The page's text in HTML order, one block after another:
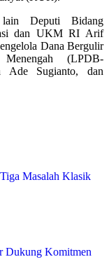
Deputi Bidang
dan UKM RI Arif
Dana Bergulir
(LPDB-
Ade Sugianto, dan
Masalah Klasik
Dukung Komitmen